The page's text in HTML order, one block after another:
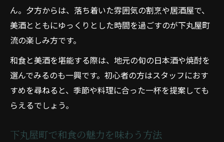
ん。夕方からは、落ち着いた雰囲気の割烹や居酒屋で、
美酒とともにゆっくりとした時間を過ごすのが下丸屋町
流の楽しみ方です。
和食と美酒を堪能する際は、地元の旬の日本酒や焼酎を
選んでみるのも一興です。初心者の方はスタッフにおす
すめを尋ねると、季節や料理に合った一杯を提案しても
らえるでしょう。
下丸屋町で和食の魅力を味わう方法